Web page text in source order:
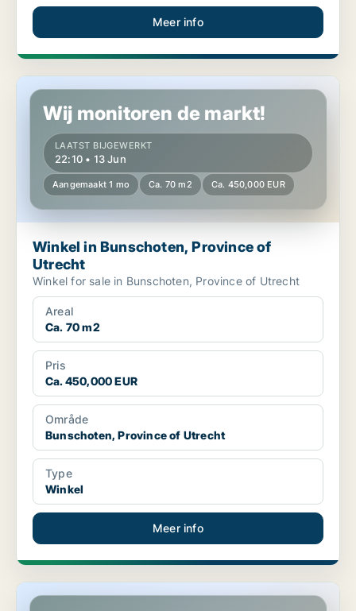
Meer info
Winkel in Bunschoten, Province of Utrecht
Wij monitoren de markt!
LAATST BIJGEWERKT
22:10 • 13 Jun
Aangemaakt 1 mo Ca. 70 m2 Ca. 450,000 EUR
Winkel in Bunschoten, Province of
Utrecht
Winkel for sale in Bunschoten, Province of Utrecht
Areal
Ca. 70 m2
Pris
Ca. 450,000 EUR
Område
Bunschoten, Province of Utrecht
Type
Winkel
Meer info
Winkel in Bunschoten, Province of Utrecht